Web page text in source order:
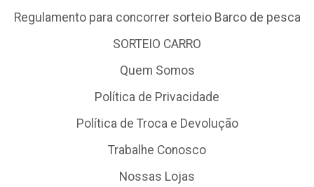
Regulamento para concorrer sorteio Barco de pesca
SORTEIO CARRO
Quem Somos
Política de Privacidade
Política de Troca e Devolução
Trabalhe Conosco
Nossas Lojas